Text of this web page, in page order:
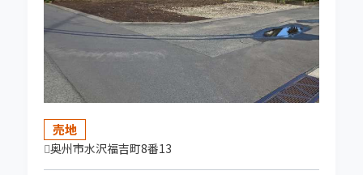
2026-06-30
★NEW売地★ 真城字北塩加羅 販売開始しま
2026-05-29
★NEW売地★ 一関市山目三反田 販売開始し
ました！
売地
奥州市水沢福吉町8番13